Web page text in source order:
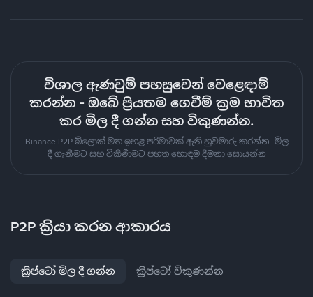
විශාල ඇණවුම් පහසුවෙන් වෙළෙඳාම්
කරන්න - ඔබේ ප්‍රියතම ගෙවීම් ක්‍රම භාවිත
කර මිල දී ගන්න සහ විකුණන්න.
Binance P2P බ්ලොක් මත ඉහළ පරිමාවක් ඇති හුවමාරු කරන්න. මිල
දී ගැනීමට සහ විකිණීමට පහත හොඳම දීමනා සොයන්න
P2P ක්‍රියා කරන ආකාරය
ක්‍රිප්ටෝ මිල දී ගන්න ක්‍රිප්ටෝ විකුණන්න